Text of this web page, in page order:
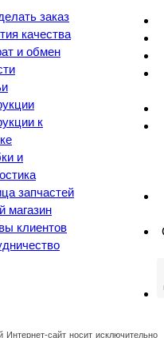
заказ
качества
и обмен
к
и
запчастей
магазин
клиентов
сайт носит исключительно